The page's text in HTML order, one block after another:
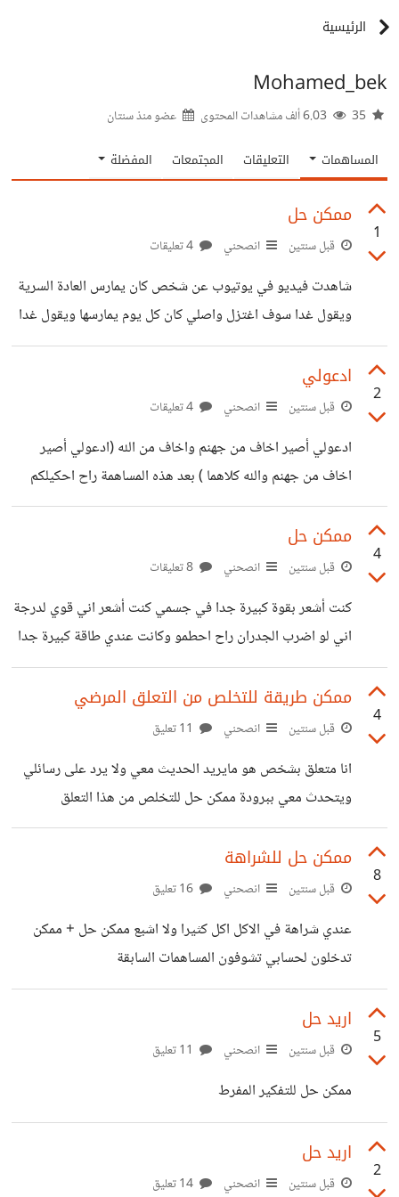
الرئيسية
Mohamed_bek
عضو منذسنتان
المساهمات التعليقات المجتمعات المفضلة
1
ممكن حل
قبل سنتين انصحني
شاهدت فيديو في يوتيوب عن شخص كان يمارس العادة السرية
ويقول غدا سوف اغتزل واصلي كان كل يوم يمارسها ويقول غدا
سوف اغتسل واصلي حتى في يوم على 5 صباحا مارس العادة
السرية ثم سمع اذان الصبح قال غدا سوف اغتسل واصلي ونام
وعندما استيقظ اصابه شلل نصفي وقالو في فيديو بانه عقاب
التوبة والابتعاد عن المعاصي لكني كنت امارس العادة السرية
وكنت أقول غدا سوف اغتسل واصلي
2
ادعولي
قبل سنتين انصحني
ادعولي أصير اخاف من جهنم واخاف من الله (ادعولي أصير
اخاف من جهنم والله كلاهما ) بعد هذه المساهمة راح احكيلكم
قصة اخرى واعطوني تفسير
4
ممكن حل
قبل سنتين انصحني
كنت أشعر بقوة كبيرة جدا في جسمي كنت أشعر اني قوي لدرجة
اني لو اضرب الجدران راح احطمو وكانت عندي طاقة كبيرة جدا
كانت عندي طاقة لو امشي 3 ساعات 4 ساعات ماأتعب بعدها
توقعت اني راح أصير ضعيف بعد هدا التوقع صرت احس بضعف
شديد في جسمي لدرجة اني لو صفعني شخص راح اسقط في
اتعب ممكن حل لاسترجع قوتي التي كانت عندي واسترجع
الطاقة لي كانت عندي
4
ممكن طريقة للتخلص من التعلق المرضي
قبل سنتين انصحني
انا متعلق بشخص هو مايريد الحديث معي ولا يرد على رسائلي
ويتحدث معي ببرودة ممكن حل للتخلص من هذا التعلق
8
ممكن حل للشراهة
قبل سنتين انصحني
عندي شراهة في الاكل اكل كثيرا ولا اشبع ممكن حل + ممكن
تدخلون لحسابي تشوفون المساهمات السابقة
5
اريد حل
قبل سنتين انصحني
ممكن حل للتفكير المفرط
2
اريد حل
قبل سنتين انصحني